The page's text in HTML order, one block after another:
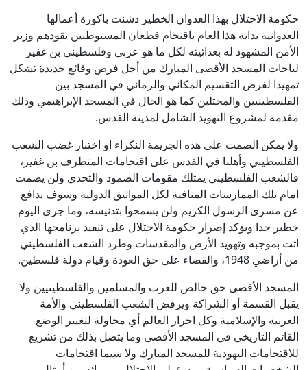
حكومة الاحتلال بهذا العدوان الخطير دشنت باكورة أعمالها
العدوانية بداية هذا العام باقتحام قطعان المستوطنين يقودهم وزير
الأمن المشهود له بعدائيته لكل ما هو عربي وفلسطيني بن غفير
لباحات المسجد الأقصى المبارك من أجل فرض وقائع جديدة تشكل
تمهيدا لفرض التقسيم المكاني والزماني في المسجد بين
الفلسطينيين والمحتلين كما هو الحال في المسجد الإبراهيمي وذلك
مقدمة لمشروع التهويد الشامل لمدينة القدس.
ولا يمكن الصمت على هذه الجريمة النكراء او اختبار غضب الشعب
الفلسطيني وأهلنا في القدس على اقتحامات المتطرف بن غفير،
فالشعب الفلسطيني يمتلك مقومات الصمود والتحدي ولن يصمت
امام تلك الممارسات المنافية لكل المواثيق الدولية وسوف يدافع
عن مسرى الرسول الكريم ولن يسمحوا بتدنيسه، وما جرى اليوم
خطير جدا ويؤكد إصرار حكومة الاحتلال على تنفيذ برنامجها الذي
اتت بموجبه وتهويد الأرض والمقدسات وطرد الشعب الفلسطيني
من أراضي 1948، والقضاء على حق العودة وقيام دولة فلسطين.
المسجد الأقصى حق خالص للعرب والمسلمين والفلسطينيين ولا
يقبل القسمة أو الشراكة ويرفض الشعب الفلسطيني والأمة
العربية والإسلامية وكل احرار العالم أي محاولة لتغيير الوضع
القائم التاريخي في المسجد الأقصى وما يتصل بذلك من تشريع
للاقتحامات اليهودية للمسجد المبارك ولا سيما اقتحامات